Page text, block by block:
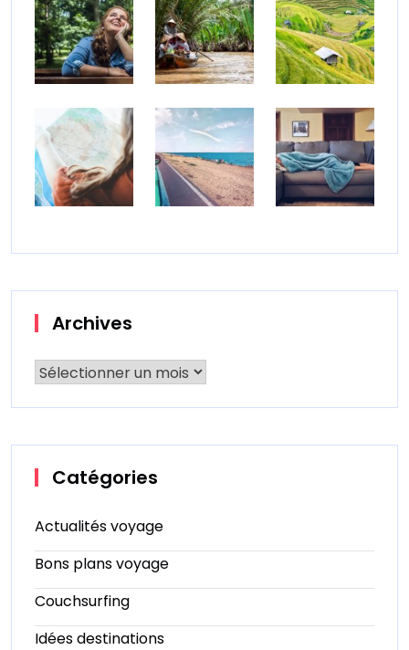
Archives
Catégories
Actualités voyage
Bons plans voyage
Couchsurfing
Idées destinations